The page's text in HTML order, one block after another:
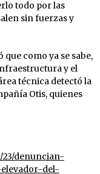
todo por las
sin fuerzas y
como ya se sabe,
y el
técnica detectó la
Otis, quienes
23/denuncian-
del-